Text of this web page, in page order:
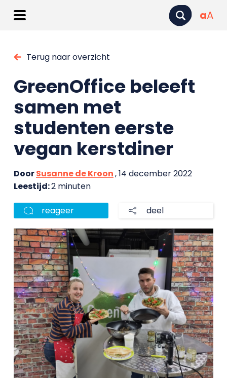
aA
Terug naar overzicht
GreenOffice beleeft
samen met
studenten eerste
vegan kerstdiner
DoorSusanne de Kroon, 14 december 2022
Leestijd:2 minuten
reageer deel